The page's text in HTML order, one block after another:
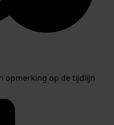
opmerking op de tijdlijn